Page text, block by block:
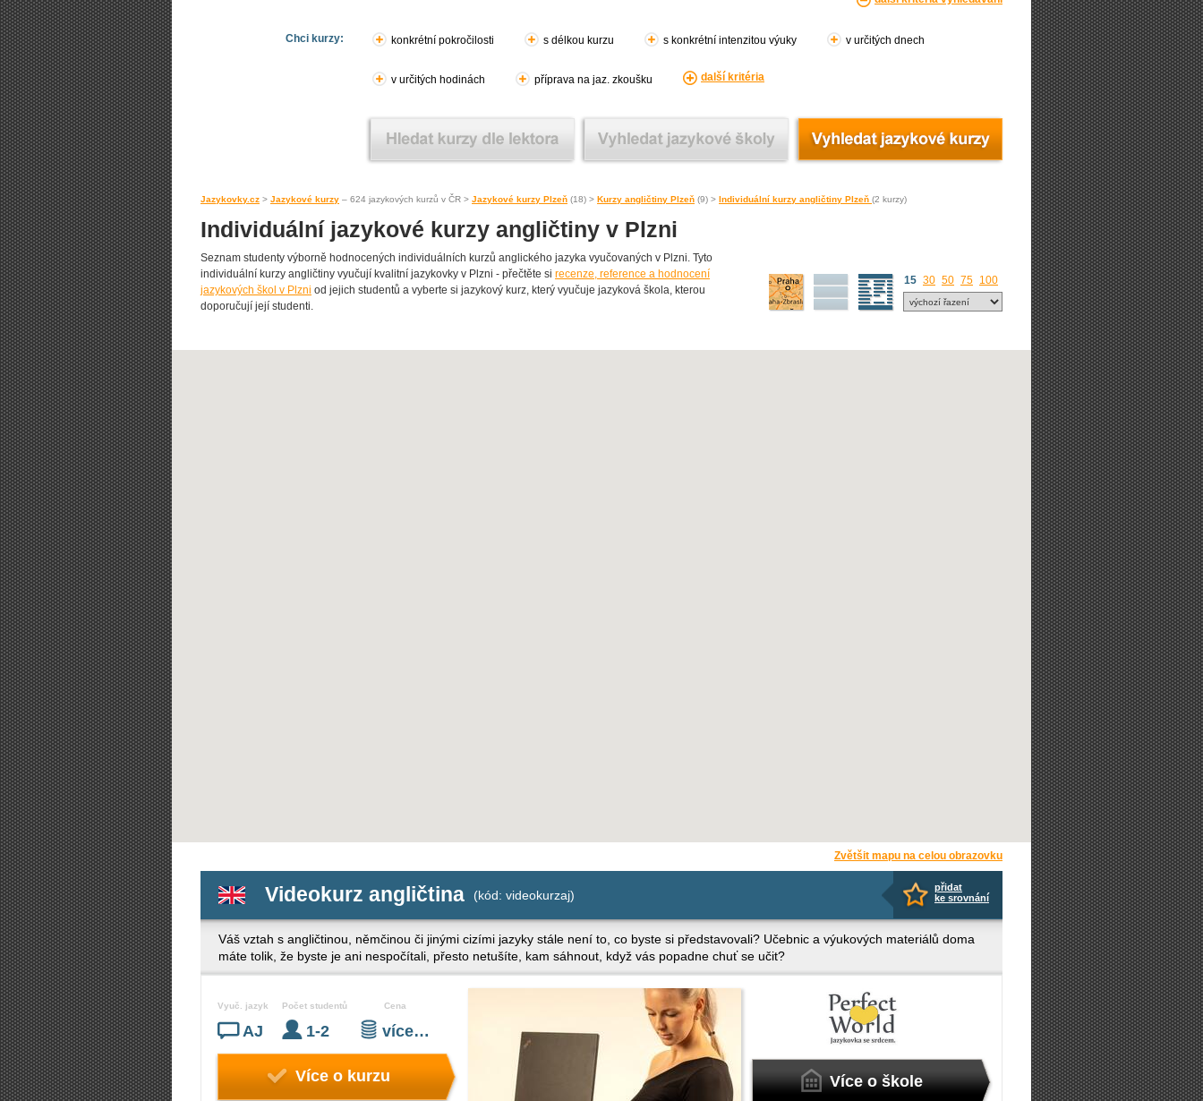
Chci kurzy: konkrétní pokročilosti s délkou kurzu s konkrétní intenzitou výuky v určitých dnech
v určitých hodinách příprava na jaz. zkoušku další kritéria
Jazykovky.cz > Jazykové kurzy – 624 jazykových kurzů v ČR > Jazykové kurzy Plzeň (18) > Kurzy angličtiny Plzeň (9) > Individuální kurzy angličtiny Plzeň (2 kurzy)
Individuální jazykové kurzy angličtiny v Plzni
Seznam studenty výborně hodnocených individuálních kurzů anglického jazyka vyučovaných v Plzni. Tyto
individuální kurzy angličtiny vyučují kvalitní jazykovky v Plzni - přečtěte si recenze, reference a hodnocení
jazykových škol v Plzni od jejich studentů a vyberte si jazykový kurz, který vyučuje jazyková škola, kterou
doporučují její studenti.
15 30 50 75 100
Zvětšit mapu na celou obrazovku
přidat
ke srovnání
Videokurz angličtina (kód: videokurzaj)
Váš vztah s angličtinou, němčinou či jinými cizími jazyky stále není to, co byste si představovali? Učebnic a výukových materiálů doma
máte tolik, že byste je ani nespočítali, přesto netušíte, kam sáhnout, když vás popadne chuť se učit?
Vyuč. jazyk
AJ
Počet studentů
1-2
Cena
více…
Více o kurzu Více o škole